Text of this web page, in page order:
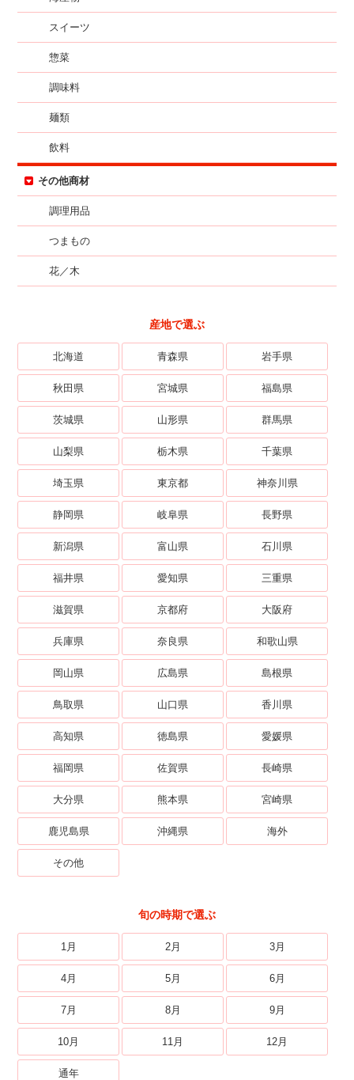
スイーツ
惣菜
調味料
麺類
飲料
その他商材
調理用品
つまもの
花／木
産地で選ぶ
北海道 青森県 岩手県
秋田県 宮城県 福島県
茨城県 山形県 群馬県
山梨県 栃木県 千葉県
埼玉県 東京都 神奈川県
静岡県 岐阜県 長野県
新潟県 富山県 石川県
福井県 愛知県 三重県
滋賀県 京都府 大阪府
兵庫県 奈良県 和歌山県
岡山県 広島県 島根県
鳥取県 山口県 香川県
高知県 徳島県 愛媛県
福岡県 佐賀県 長崎県
大分県 熊本県 宮崎県
鹿児島県 沖縄県 海外
その他
旬の時期で選ぶ
1月 2月 3月
4月 5月 6月
7月 8月 9月
10月 11月 12月
通年